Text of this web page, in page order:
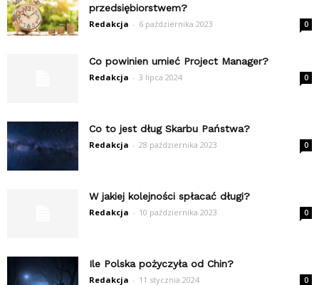
przedsiębiorstwem?
Redakcja - 6 października 2023 0
Co powinien umieć Project Manager?
Redakcja - 3 lipca 2024 0
Co to jest dług Skarbu Państwa?
Redakcja - 28 października 2023 0
W jakiej kolejności spłacać długi?
Redakcja - 10 października 2023 0
Ile Polska pożyczyła od Chin?
Redakcja - 11 stycznia 2024 0